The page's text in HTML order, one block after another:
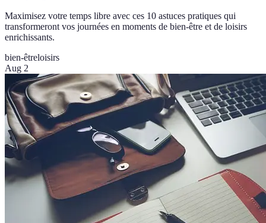
Maximisez votre temps libre avec ces 10 astuces pratiques qui
transformeront vos journées en moments de bien-être et de loisirs
enrichissants.
bien-êtreloisirs
Aug 2